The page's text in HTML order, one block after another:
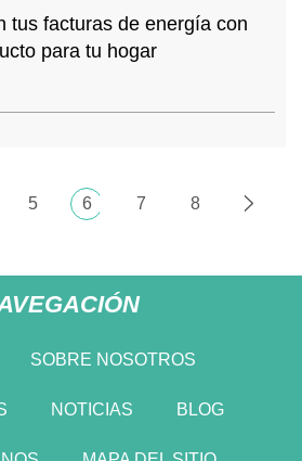
tus facturas de energía con
para tu hogar
5 6 7 8
SOBRE NOSOTROS
NOTICIAS BLOG